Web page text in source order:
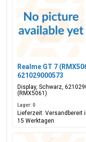
Realme GT 7
621029000573
Display, Schwarz,
(RMX5061)
Lager: 0
Lieferzeit: Versandbereit
15 Werktagen